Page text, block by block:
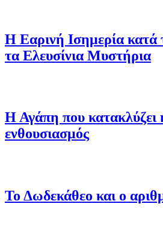
Η Εαρινή Ισημερία κατά
τα Ελευσίνια Μυστήρια
Η Αγάπη που κατακλύζει
ενθουσιασμός
Το Δωδεκάθεο και ο